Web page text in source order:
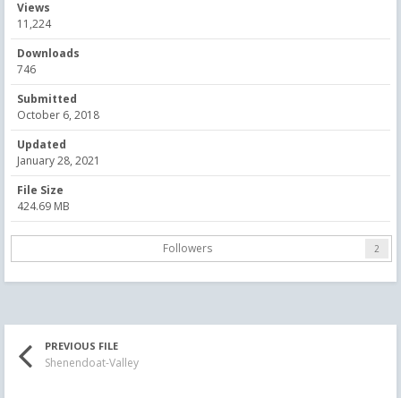
Views
11,224
Downloads
746
Submitted
October 6, 2018
Updated
January 28, 2021
File Size
424.69 MB
Followers 2
PREVIOUS FILE
Shenendoat-Valley